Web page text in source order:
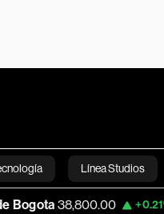
Línea Studios
English+0.21% Apple